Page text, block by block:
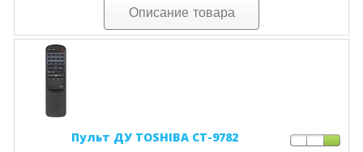
Описание товара
Пульт ДУ TOSHIBA CT-9782